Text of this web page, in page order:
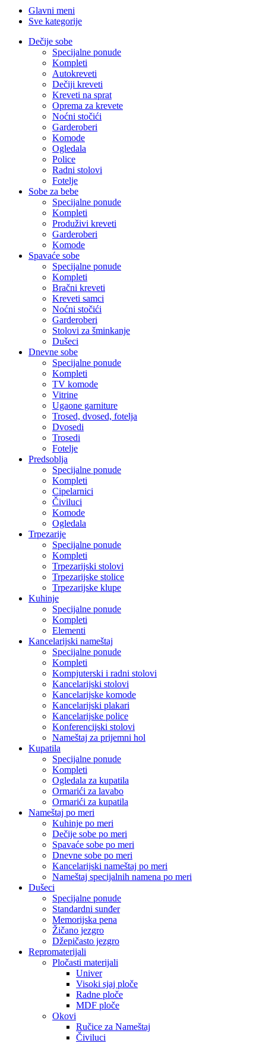
Glavni meni
Sve kategorije
Dečije sobe
Specijalne ponude
Kompleti
Autokreveti
Dečiji kreveti
Kreveti na sprat
Oprema za krevete
Noćni stočići
Garderoberi
Komode
Ogledala
Police
Radni stolovi
Fotelje
Sobe za bebe
Specijalne ponude
Kompleti
Produživi kreveti
Garderoberi
Komode
Spavaće sobe
Specijalne ponude
Kompleti
Bračni kreveti
Kreveti samci
Noćni stočići
Garderoberi
Stolovi za šminkanje
Dušeci
Dnevne sobe
Specijalne ponude
Kompleti
TV komode
Vitrine
Ugaone garniture
Trosed, dvosed, fotelja
Dvosedi
Trosedi
Fotelje
Predsoblja
Specijalne ponude
Kompleti
Cipelarnici
Čiviluci
Komode
Ogledala
Trpezarije
Specijalne ponude
Kompleti
Trpezarijski stolovi
Trpezarijske stolice
Trpezarijske klupe
Kuhinje
Specijalne ponude
Kompleti
Elementi
Kancelarijski nameštaj
Specijalne ponude
Kompleti
Kompjuterski i radni stolovi
Kancelarijski stolovi
Kancelarijske komode
Kancelarijski plakari
Kancelarijske police
Konferencijski stolovi
Nameštaj za prijemni hol
Kupatila
Specijalne ponude
Kompleti
Ogledala za kupatila
Ormarići za lavabo
Ormarići za kupatila
Nameštaj po meri
Kuhinje po meri
Dečije sobe po meri
Spavaće sobe po meri
Dnevne sobe po meri
Kancelarijski nameštaj po meri
Nameštaj specijalnih namena po meri
Dušeci
Specijalne ponude
Standardni sunđer
Memorijska pena
Žičano jezgro
Džepičasto jezgro
Repromaterijali
Pločasti materijali
Univer
Visoki sjaj ploče
Radne ploče
MDF ploče
Okovi
Ručice za Nameštaj
Čiviluci